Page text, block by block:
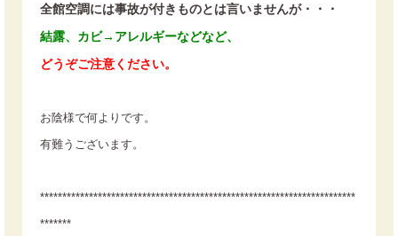
全館空調には事故が付きものとは言いませんが・・・
結露、カビ→アレルギーなどなど、
どうぞご注意ください。
お陰様で何よりです。
有難うございます。
***********************************************************************
*******